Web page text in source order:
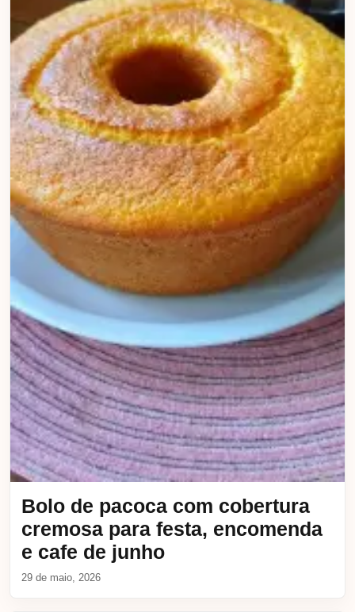
Bolo de pacoca com cobertura
cremosa para festa, encomenda
e cafe de junho
29 de maio, 2026